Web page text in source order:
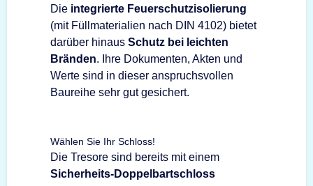
Die integrierte Feuerschutzisolierung
(mit Füllmaterialien nach DIN 4102) bietet
darüber hinaus Schutz bei leichten
Bränden. Ihre Dokumenten, Akten und
Werte sind in dieser anspruchsvollen
Baureihe sehr gut gesichert.
Wählen Sie Ihr Schloss!
Die Tresore sind bereits mit einem
Sicherheits-Doppelbartschloss